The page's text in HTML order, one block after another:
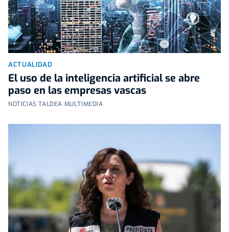
ACTUALIDAD
El uso de la inteligencia artificial se abre
paso en las empresas vascas
NOTICIAS TALDEA MULTIMEDIA